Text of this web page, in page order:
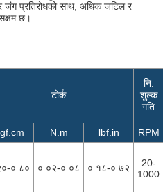
जंग प्रतिरोधको साथ, अधिक जटिल र
छ।
टोर्क
नि:
शुल्क
गति
N.m lbf.in
RPM
०.८० ०.०२-०.०८ ०.१८-०.७२
20-
1000